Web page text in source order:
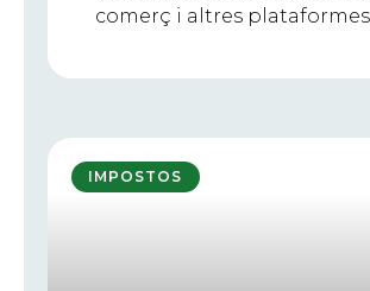
comerç i altres
IMPOSTOS